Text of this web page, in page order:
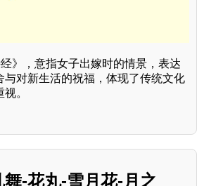
》，意指女子出嫁时的情景，表达
与对新生活的祝福，体现了传统文化
。
-花丸-雪月花-月之